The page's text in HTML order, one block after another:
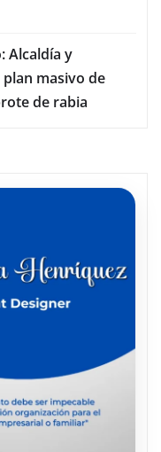
Alcaldía y
masivo de
de rabia